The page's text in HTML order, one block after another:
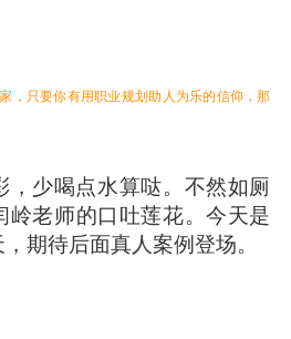
，只要你有用职业规划助人为乐的信仰，那
少喝点水算哒。不然如厕
岭老师的口吐莲花。今天是
期待后面真人案例登场。